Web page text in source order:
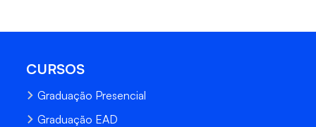
CURSOS
Graduação Presencial
Graduação EAD